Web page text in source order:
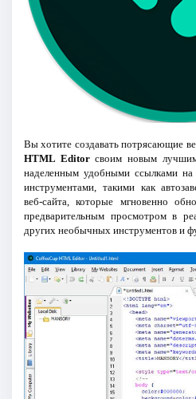
Вы хотите создавать потрясающие
HTML Editorсвоим новым лучшим
наделенным удобными ссылками
инструментами, такими как
веб-сайта, которые мгновенно
предварительным просмотром в
других необычных инструментов и